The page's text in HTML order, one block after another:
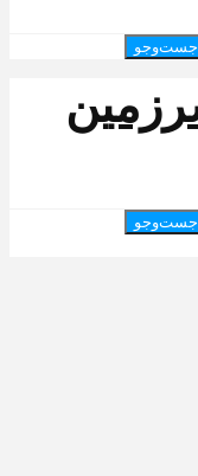
جست‌وجو
جست‌وجو